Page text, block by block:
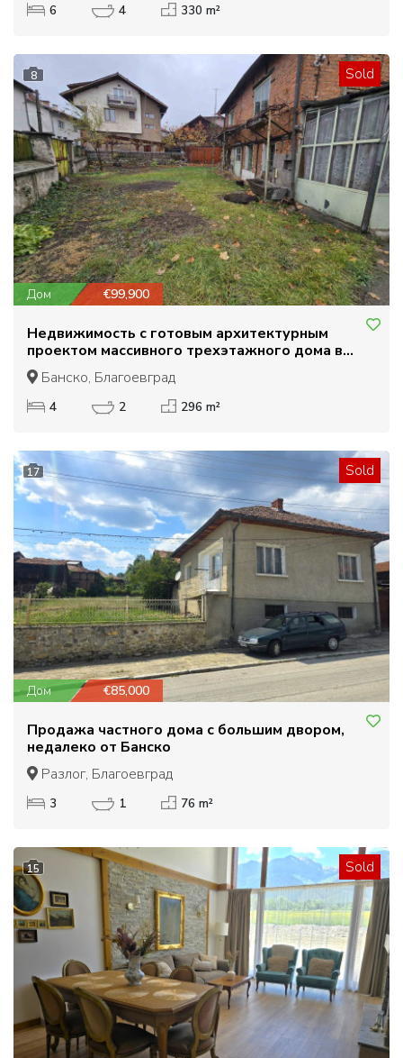
6 4 330 m²
8 Sold
Дом €99,900
Недвижимость с готовым архитектурным
проектом массивного трехэтажного дома в
центре Банско
Банско, Благоевград
4 2 296 m²
17 Sold
Дом €85,000
Продажа частного дома с большим двором,
недалеко от Банско
Разлог, Благоевград
3 1 76 m²
15 Sold